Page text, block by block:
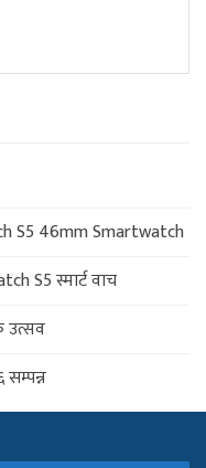
S5 46mm Smartwatch
S5 स्मार्ट वाच
उत्सव